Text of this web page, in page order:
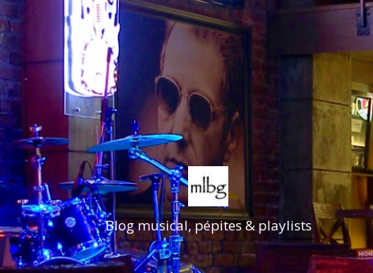
Blog musical, pépites & playlists